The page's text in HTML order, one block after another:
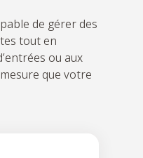
de gérer des
tout en
ou aux
que votre